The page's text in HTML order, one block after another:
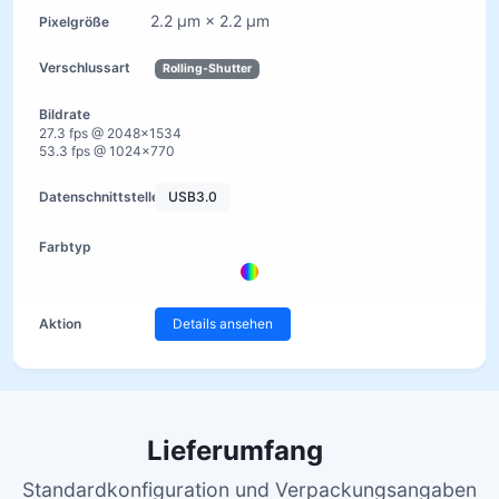
2.2 µm × 2.2 µm
Rolling-Shutter
27.3 fps @ 2048×1534
53.3 fps @ 1024×770
USB3.0
Details ansehen
Lieferumfang
Standardkonfiguration und Verpackungsangaben